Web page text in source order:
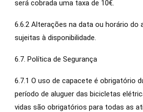
será cobrada uma taxa de 10€.
6.6.2 Alterações na data ou horário do
sujeitas à disponibilidade.
6.7. Política de Segurança
6.7.1 O uso de capacete é obrigatório
período de aluguer das bicicletas
vidas são obrigatórios para todas as